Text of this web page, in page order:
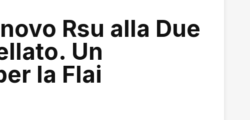
Rsu alla Due
Un
la Flai